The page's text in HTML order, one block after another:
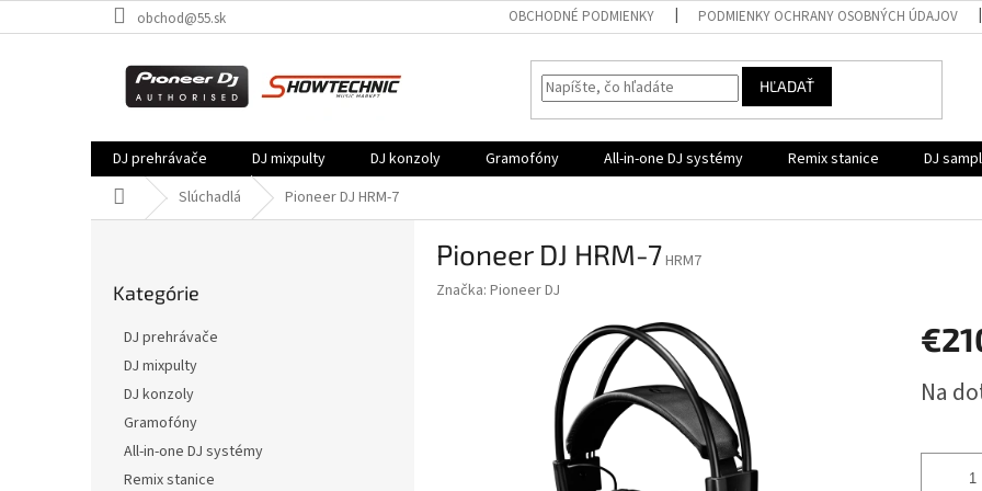
na
obchod@55.sk OBCHODNÉ PODMIENKY PODMIENKY OCHRANY OSOBNÝCH ÚDAJOV
HĽADAŤ
DJ prehrávače DJ mixpulty DJ konzoly Gramofóny All-in-one DJ systémy Remix stanice DJ
DomovSlúchadlá Pioneer DJ HRM-7
kategórie
Kategórie
DJ prehrávače
DJ mixpulty
DJ konzoly
Gramofóny
All-in-one DJ systémy
Remix stanice
Pioneer DJ HRM-7HRM7
Značka: Pioneer DJ
cena:
Na